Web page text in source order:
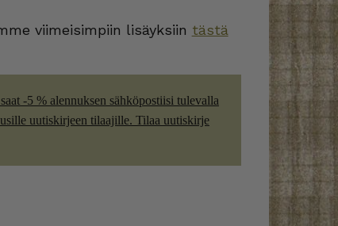
viimeisimpiin lisäyksiin tästä
-5 % alennuksen sähköpostiisi tulevalla
uutiskirjeen tilaajille. Tilaa uutiskirje